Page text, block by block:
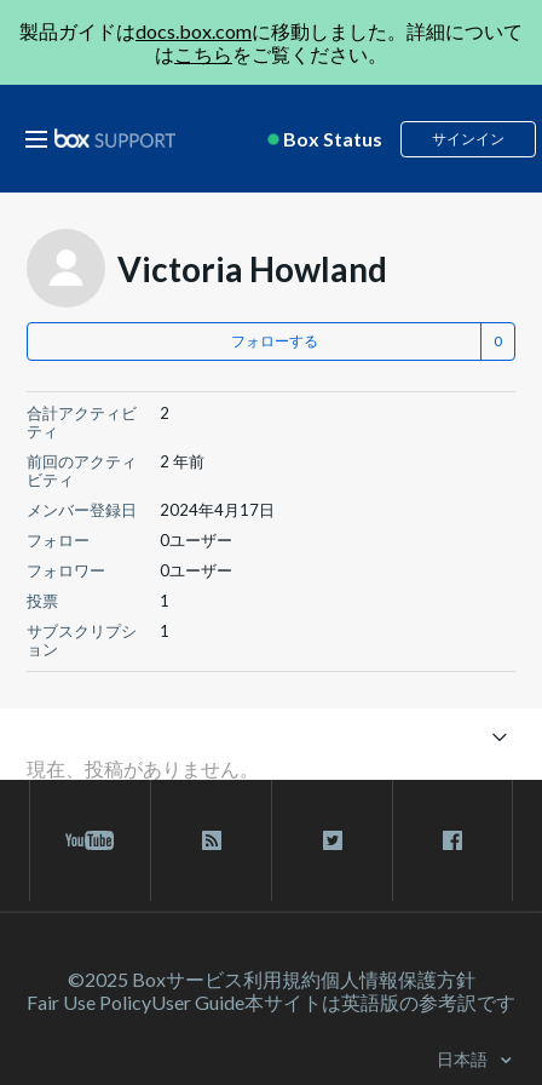
製品ガイドはdocs.box.comに移動しました。詳細について
はこちら をご覧ください。
Box Status サインイン
Victoria Howland
フォローする
合計アクティビ
ティ
2
前回のアクティ
ビティ
2 年前
メンバー登録日
2024年4月17日
フォロー
0ユーザー
フォロワー
0ユーザー
投票
1
サブスクリプシ
ョン
1
現在、投稿がありません。
©2025 Boxサービス利⽤規約個人情報保護方針
Fair Use PolicyUser Guide本サイトは英語版の参考訳です
日本語